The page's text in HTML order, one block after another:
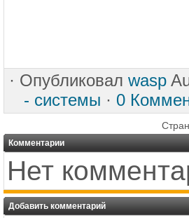
· Опубликовал wasp
- системы · 0
Комментарии
Нет
Добавить комментарий